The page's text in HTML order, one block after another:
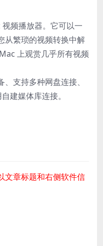
频播放器。它可以一
从繁琐的视频转换中解
上观赏几乎所有视频
支持多种网盘连接、
建媒体库连接。
文章标题和右侧软件信